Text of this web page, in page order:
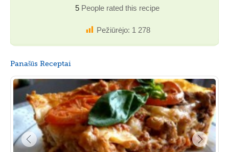
5 People rated this recipe
Pežiūrėjo: 1 278
Panašūs Receptai